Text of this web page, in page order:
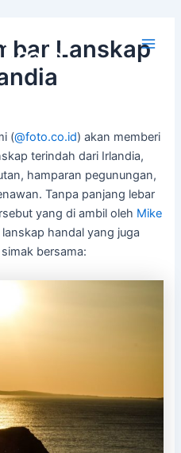
Main
Lanskap
(@foto.co.id) akan memberi
terindah dari Irlandia,
hamparan pegunungan,
Tanpa panjang lebar
yang di ambil oleh Mike
handal yang juga
bersama: